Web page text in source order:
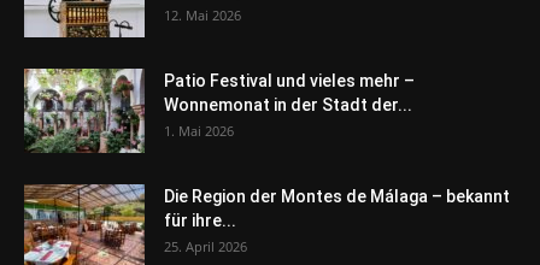
12. Mai 2026
Patio Festival und vieles mehr –
Wonnemonat in der Stadt der...
1. Mai 2026
Die Region der Montes de Málaga – bekannt
für ihre...
25. April 2026